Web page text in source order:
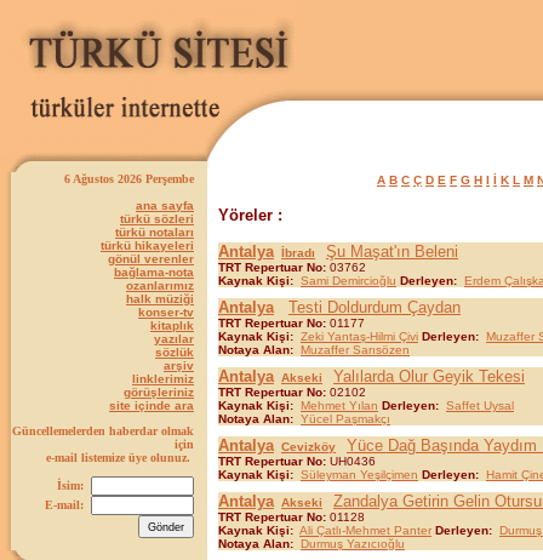
6 Ağustos 2026 Perşembe
ana sayfa
türkü sözleri
türkü notaları
türkü hikayeleri
gönül verenler
bağlama-nota
ozanlarımız
halk müziği
konser-tv
kitaplık
yazılar
sözlük
arşiv
linklerimiz
görüşleriniz
site içinde ara
Güncellemelerden haberdar olmak
için
e-mail listemize üye olunuz.
İsim:
E-mail:
A B C Ç D E F G H I İ K L M
Yöreler :
Antalya İbradı Şu Maşat'ın Beleni
TRT Repertuar No: 03762
Kaynak Kişi: Sami Demircioğlu Derleyen: Erdem
Antalya Testi Doldurdum Çaydan
TRT Repertuar No: 01177
Kaynak Kişi: Zeki Yantaş-Hilmi Çivi Derleyen: Muzaffer
Notaya Alan: Muzaffer Sarısözen
Antalya Akseki Yalılarda Olur Geyik Tekesi
TRT Repertuar No: 02102
Kaynak Kişi: Mehmet Yılan Derleyen: Saffet Uysal
Notaya Alan: Yücel Paşmakçı
Antalya Cevizköy Yüce Dağ Başında Yaydım
TRT Repertuar No: UH0436
Kaynak Kişi: Süleyman Yeşilçimen Derleyen: Hamit
Antalya Akseki Zandalya Getirin Gelin
TRT Repertuar No: 01128
Kaynak Kişi: Ali Çatlı-Mehmet Panter Derleyen: Durmuş
Notaya Alan: Durmuş Yazıcıoğlu